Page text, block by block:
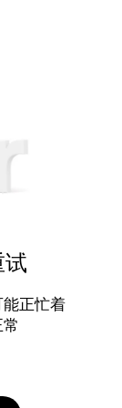
试
正忙着